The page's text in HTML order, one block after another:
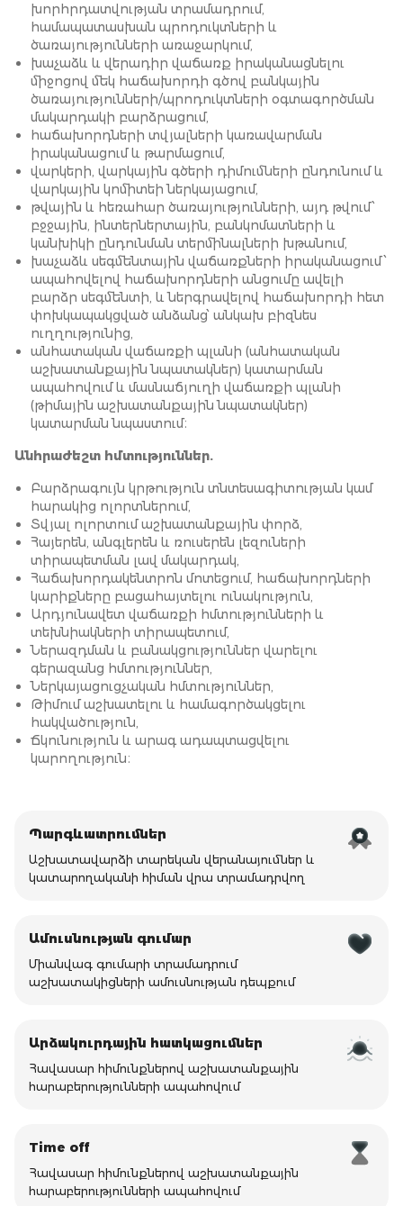
խորհրդատվության տրամադրում,
համապատասխան պրոդուկտների և
ծառայությունների առաջարկում,
խաչաձև և վերադիր վաճառք իրականացնելու
միջոցով մեկ հաճախորդի գծով բանկային
ծառայությունների/պրոդուկտների օգտագործման
մակարդակի բարձրացում,
հաճախորդների տվյալների կառավարման
իրականացում և թարմացում,
վարկերի, վարկային գծերի դիմումների ընդունում և
վարկային կոմիտեի ներկայացում,
թվային և հեռահար ծառայությունների, այդ թվում՝
բջջային, ինտերներտային, բանկոմատների և
կանխիկի ընդունման տերմինալների խթանում,
խաչաձև սեգմենտային վաճառքների իրականացում ՝
ապահովելով հաճախորդների անցումը ավելի
բարձր սեգմենտի, և ներգրավելով հաճախորդի հետ
փոխկապակցված անձանց՝ անկախ բիզնես
ուղղությունից,
անհատական վաճառքի պլանի (անհատական
աշխատանքային նպատակներ) կատարման
ապահովում և մասնաճյուղի վաճառքի պլանի
(թիմային աշխատանքային նպատակներ)
կատարման նպաստում։
Անհրաժեշտ հմտություններ.
Բարձրագույն կրթություն տնտեսագիտության կամ
հարակից ոլորտներում,
Տվյալ ոլորտում աշխատանքային փորձ,
Հայերեն, անգլերեն և ռուսերեն լեզուների
տիրապետման լավ մակարդակ,
Հաճախորդակենտրոն մոտեցում, հաճախորդների
կարիքները բացահայտելու ունակություն,
Արդյունավետ վաճառքի հմտությունների և
տեխնիակների տիրապետում,
Ներազդման և բանակցություններ վարելու
գերազանց հմտություններ,
Ներկայացուցչական հմտություններ,
Թիմում աշխատելու և համագործակցելու
հակվածություն,
Ճկունություն և արագ ադապտացվելու
կարողություն։
Պարգևատրումներ
Աշխատավարձի տարեկան վերանայումներ և
կատարողականի հիման վրա տրամադրվող
Ամուսնության գումար
Միանվագ գումարի տրամադրում
աշխատակիցների ամուսնության դեպքում
Արձակուրդային հատկացումներ
Հավասար հիմունքներով աշխատանքային
հարաբերությունների ապահովում
Time off
Հավասար հիմունքներով աշխատանքային
հարաբերությունների ապահովում